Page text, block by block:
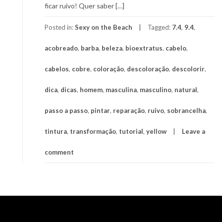
ficar ruivo! Quer saber […]
Posted in:Sexy on the Beach Tagged: 7.4, 9.4,
acobreado, barba, beleza, bioextratus, cabelo,
cabelos, cobre, coloração, descoloração, descolorir,
dica, dicas, homem, masculina, masculino, natural,
passo a passo, pintar, reparação, ruivo, sobrancelha,
tintura, transformação, tutorial, yellow Leave a
comment